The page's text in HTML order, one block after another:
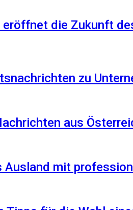
eröffnet die Zukunft
zu
aus
Ausland mit